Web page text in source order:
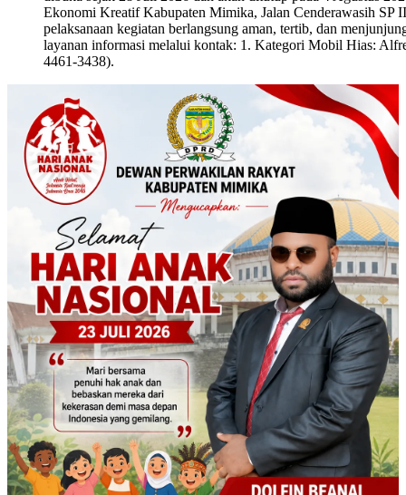
Ekonomi Kreatif Kabupaten Mimika, Jalan Cenderawasih SP
pelaksanaan kegiatan berlangsung aman, tertib, dan
layanan informasi melalui kontak: 1. Kategori Mobil Hias:
4461-3438).